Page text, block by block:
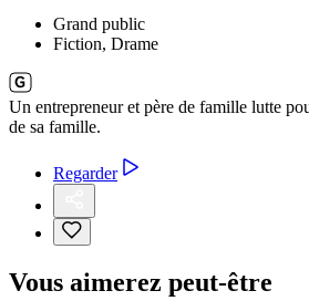
Grand public
Fiction, Drame
Un entrepreneur et père de famille lutte
de sa famille.
Regarder
Vous aimerez peut-être